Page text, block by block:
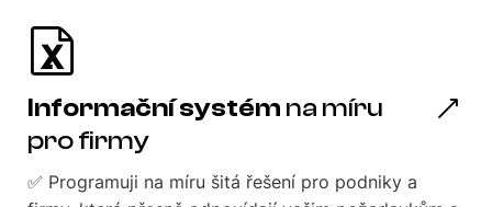
Informační systém na míru
pro firmy
✅ Programuji na míru šitá řešení pro podniky a